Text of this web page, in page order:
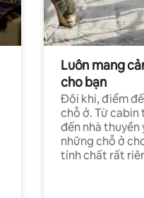
Luôn mang
cho bạn
Đôi khi, điểm
chỗ ở. Từ cabin
đến nhà thuyền
những chỗ ở
tính chất rất